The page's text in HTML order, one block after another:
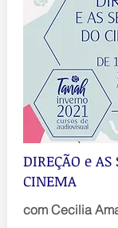
DIREÇÃO e AS
CINEMA
com Cecilia